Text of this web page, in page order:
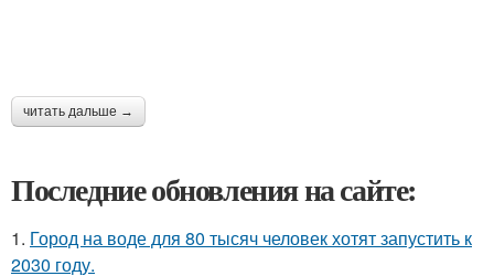
читать дальше →
Последние обновления на сайте:
1. Город на воде для 80 тысяч человек хотят запустить к
2030 году.